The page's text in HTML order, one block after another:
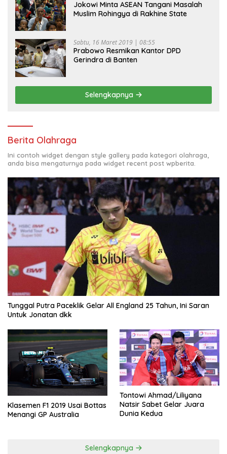
Jokowi Minta ASEAN Tangani Masalah
Muslim Rohingya di Rakhine State
Sabtu, 16 Maret 2019 | 08:55
Prabowo Resmikan Kantor DPD
Gerindra di Banten
Selengkapnya
Berita Olahraga
Ini contoh widget dengan style gallery pada kategori olahraga,
anda bisa mengaturnya pada widget recent post wpberita.
Tunggal Putra Paceklik Gelar All England 25 Tahun, Ini Saran
Untuk Jonatan dkk
Klasemen F1 2019 Usai Bottas
Menangi GP Australia
Tontowi Ahmad/Liliyana
Natsir Sabet Gelar Juara
Dunia Kedua
Selengkapnya